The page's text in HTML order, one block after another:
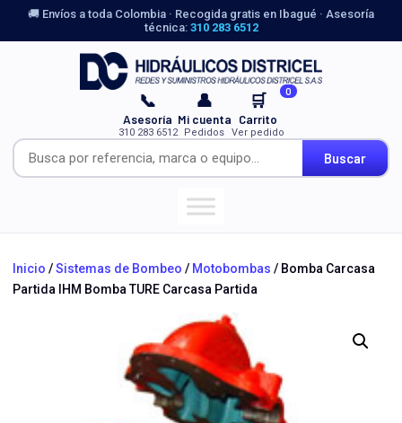
🚚 Envíos a toda Colombia · Recogida gratis en Ibagué · Asesoría
técnica: 310 283 6512
Buscar
📞
Asesoría
310 283 6512
👤
Mi cuenta
Pedidos
🛒 0
Carrito
Ver pedido
Inicio /Sistemas de Bombeo / Motobombas / Bomba Carcasa
Partida IHM Bomba TURE Carcasa Partida